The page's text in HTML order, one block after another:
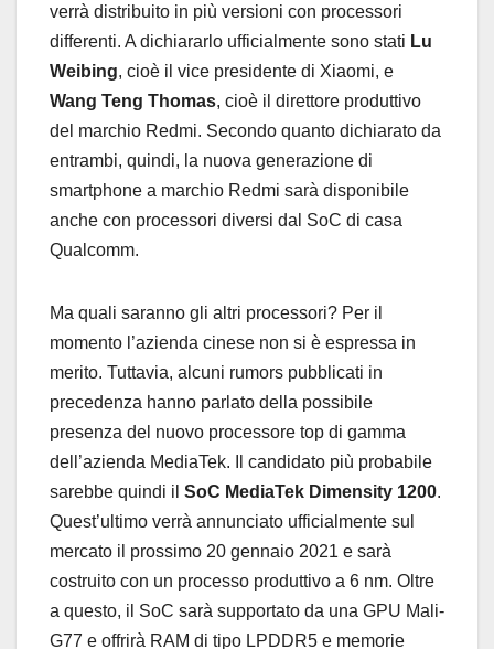
verrà distribuito in più versioni con processori
differenti. A dichiararlo ufficialmente sono stati Lu
Weibing, cioè il vice presidente di Xiaomi, e
Wang Teng Thomas, cioè il direttore produttivo
del marchio Redmi. Secondo quanto dichiarato da
entrambi, quindi, la nuova generazione di
smartphone a marchio Redmi sarà disponibile
anche con processori diversi dal SoC di casa
Qualcomm.
Ma quali saranno gli altri processori? Per il
momento l’azienda cinese non si è espressa in
merito. Tuttavia, alcuni rumors pubblicati in
precedenza hanno parlato della possibile
presenza del nuovo processore top di gamma
dell’azienda MediaTek. Il candidato più probabile
sarebbe quindi il SoC MediaTek Dimensity 1200.
Quest’ultimo verrà annunciato ufficialmente sul
mercato il prossimo 20 gennaio 2021 e sarà
costruito con un processo produttivo a 6 nm. Oltre
a questo, il SoC sarà supportato da una GPU Mali-
G77 e offrirà RAM di tipo LPDDR5 e memorie